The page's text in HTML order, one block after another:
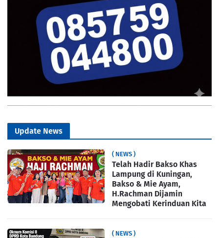
Update News
( NEWS )
Telah Hadir Bakso Khas
Lampung di Kuningan,
Bakso & Mie Ayam,
H.Rachman Dijamin
Mengobati Kerinduan Kita
( NEWS )